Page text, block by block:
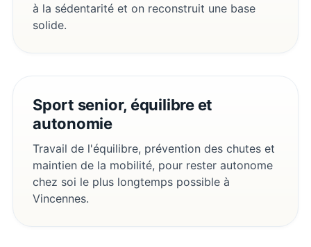
à la sédentarité et on reconstruit une base
solide.
Sport senior, équilibre et
autonomie
Travail de l'équilibre, prévention des chutes et
maintien de la mobilité, pour rester autonome
chez soi le plus longtemps possible à
Vincennes.